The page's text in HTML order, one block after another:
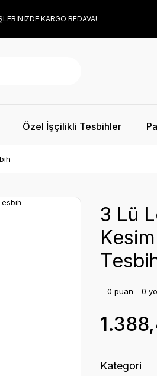
KARGO BEDAVA!
Özel İşçilikli Tesbihler
3 Lü
0 puan - 0
Kategori